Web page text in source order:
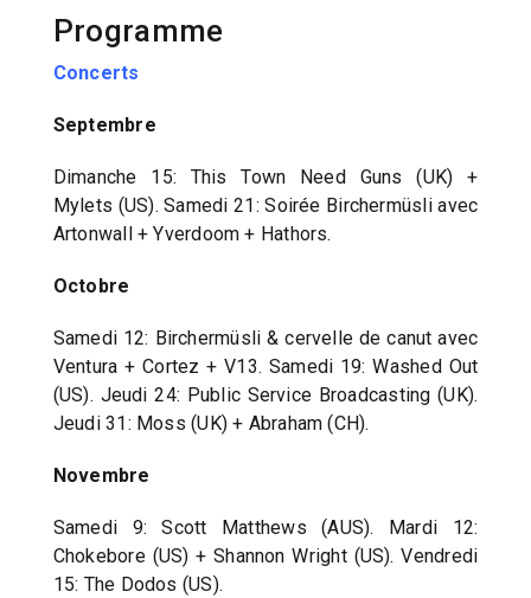
Programme
Concerts
Septembre
Dimanche 15: This Town Need Guns (UK) +
Mylets (US). Samedi 21: Soirée Birchermüsli avec
Artonwall + Yverdoom + Hathors.
Octobre
Samedi 12: Birchermüsli & cervelle de canut avec
Ventura + Cortez + V13. Samedi 19: Washed Out
(US). Jeudi 24: Public Service Broadcasting (UK).
Jeudi 31: Moss (UK) + Abraham (CH).
Novembre
Samedi 9: Scott Matthews (AUS). Mardi 12:
Chokebore (US) + Shannon Wright (US). Vendredi
15: The Dodos (US).